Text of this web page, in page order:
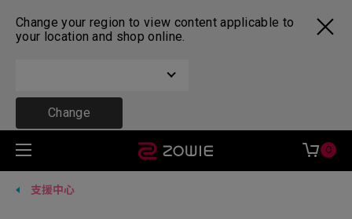
Change your region to view content applicable to
your location and shop online.
Change
0
支援中心